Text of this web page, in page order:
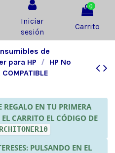
Iniciar
sesión
0
Carrito
de
para HP
HP Nº
REGALO EN TU PRIMERA
CARRITO EL CÓDIGO DE
PULSANDO EN EL